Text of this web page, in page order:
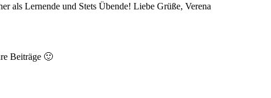
als Lernende und Stets Übende! Liebe Grüße, Verena
Beiträge 🙂